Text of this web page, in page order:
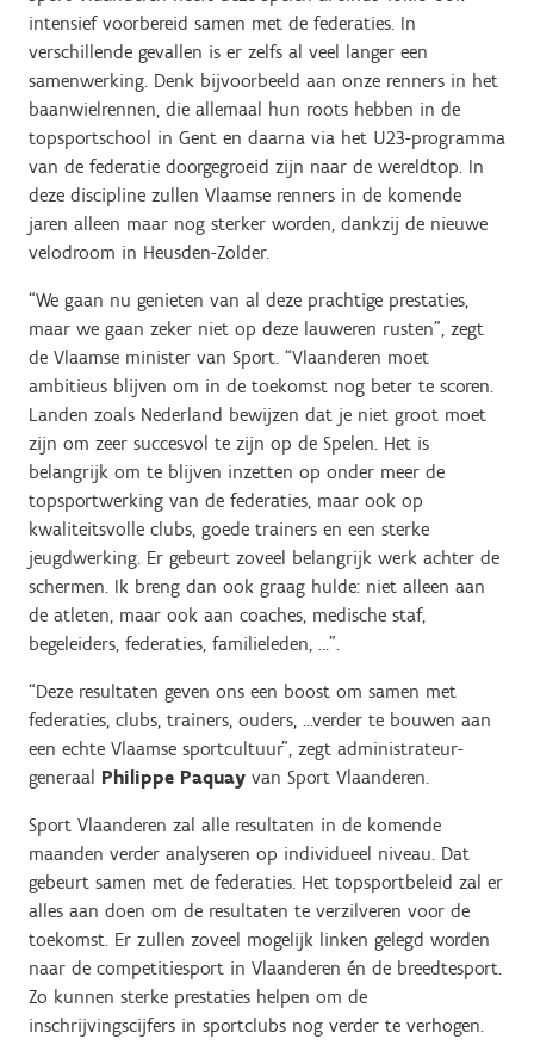
intensief voorbereid samen met de federaties. In
verschillende gevallen is er zelfs al veel langer een
samenwerking. Denk bijvoorbeeld aan onze renners in het
baanwielrennen, die allemaal hun roots hebben in de
topsportschool in Gent en daarna via het U23-programma
van de federatie doorgegroeid zijn naar de wereldtop. In
deze discipline zullen Vlaamse renners in de komende
jaren alleen maar nog sterker worden, dankzij de nieuwe
velodroom in Heusden-Zolder.
“We gaan nu genieten van al deze prachtige prestaties,
maar we gaan zeker niet op deze lauweren rusten”, zegt
de Vlaamse minister van Sport. “Vlaanderen moet
ambitieus blijven om in de toekomst nog beter te scoren.
Landen zoals Nederland bewijzen dat je niet groot moet
zijn om zeer succesvol te zijn op de Spelen. Het is
belangrijk om te blijven inzetten op onder meer de
topsportwerking van de federaties, maar ook op
kwaliteitsvolle clubs, goede trainers en een sterke
jeugdwerking. Er gebeurt zoveel belangrijk werk achter de
schermen. Ik breng dan ook graag hulde: niet alleen aan
de atleten, maar ook aan coaches, medische staf,
begeleiders, federaties, familieleden, …”.
“Deze resultaten geven ons een boost om samen met
federaties, clubs, trainers, ouders, …verder te bouwen aan
een echte Vlaamse sportcultuur”, zegt administrateur-
generaal Philippe Paquay van Sport Vlaanderen.
Sport Vlaanderen zal alle resultaten in de komende
maanden verder analyseren op individueel niveau. Dat
gebeurt samen met de federaties. Het topsportbeleid zal er
alles aan doen om de resultaten te verzilveren voor de
toekomst. Er zullen zoveel mogelijk linken gelegd worden
naar de competitiesport in Vlaanderen én de breedtesport.
Zo kunnen sterke prestaties helpen om de
inschrijvingscijfers in sportclubs nog verder te verhogen.